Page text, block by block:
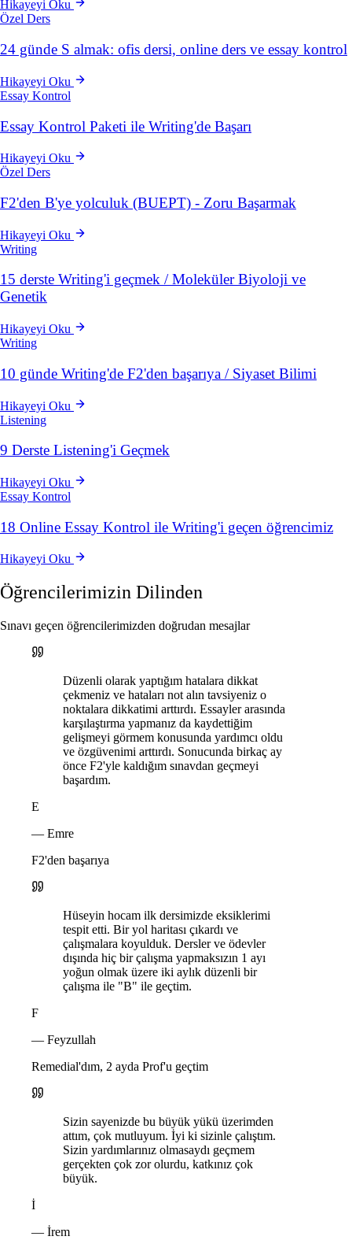
Hikayeyi Oku
Özel Ders
24 günde S almak: ofis dersi, online ders ve essay kontrol
Hikayeyi Oku
Essay Kontrol
Essay Kontrol Paketi ile Writing'de Başarı
Hikayeyi Oku
Özel Ders
F2'den B'ye yolculuk (BUEPT) - Zoru Başarmak
Hikayeyi Oku
Writing
15 derste Writing'i geçmek / Moleküler Biyoloji ve
Genetik
Hikayeyi Oku
Writing
10 günde Writing'de F2'den başarıya / Siyaset Bilimi
Hikayeyi Oku
Listening
9 Derste Listening'i Geçmek
Hikayeyi Oku
Essay Kontrol
18 Online Essay Kontrol ile Writing'i geçen öğrencimiz
Hikayeyi Oku
Öğrencilerimizin Dilinden
Sınavı geçen öğrencilerimizden doğrudan mesajlar
Düzenli olarak yaptığım hatalara dikkat
çekmeniz ve hataları not alın tavsiyeniz o
noktalara dikkatimi arttırdı. Essayler arasında
karşılaştırma yapmanız da kaydettiğim
gelişmeyi görmem konusunda yardımcı oldu
ve özgüvenimi arttırdı. Sonucunda birkaç ay
önce F2'yle kaldığım sınavdan geçmeyi
başardım.
E
— Emre
F2'den başarıya
Hüseyin hocam ilk dersimizde eksiklerimi
tespit etti. Bir yol haritası çıkardı ve
çalışmalara koyulduk. Dersler ve ödevler
dışında hiç bir çalışma yapmaksızın 1 ayı
yoğun olmak üzere iki aylık düzenli bir
çalışma ile "B" ile geçtim.
F
— Feyzullah
Remedial'dım, 2 ayda Prof'u geçtim
Sizin sayenizde bu büyük yükü üzerimden
attım, çok mutluyum. İyi ki sizinle çalıştım.
Sizin yardımlarınız olmasaydı geçmem
gerçekten çok zor olurdu, katkınız çok
büyük.
İ
— İrem